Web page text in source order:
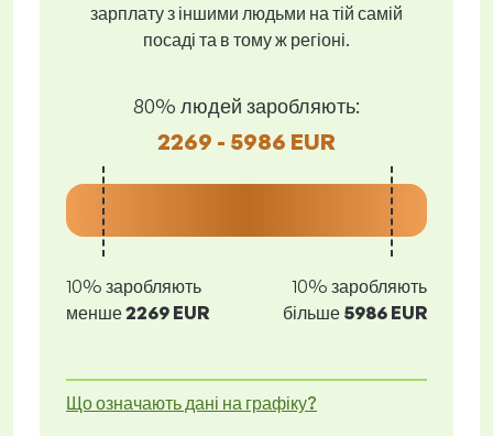
зарплату з іншими людьми на тій самій
посаді та в тому ж регіоні.
80% людей заробляють:
2269 - 5986 EUR
10% заробляють
менше2269 EUR
10% заробляють
більше 5986 EUR
Що означають дані на графіку?